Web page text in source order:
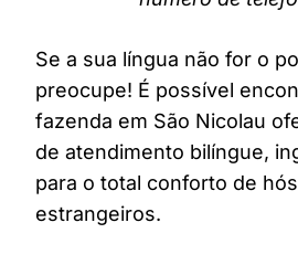
Se a sua língua não for o
preocupe! É possível
fazenda em São Nicolau
de atendimento bilíngue,
para o total conforto de
estrangeiros.